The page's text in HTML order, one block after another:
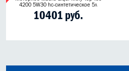
4200 5W30 hc-синтетическое 5л
10401 руб.